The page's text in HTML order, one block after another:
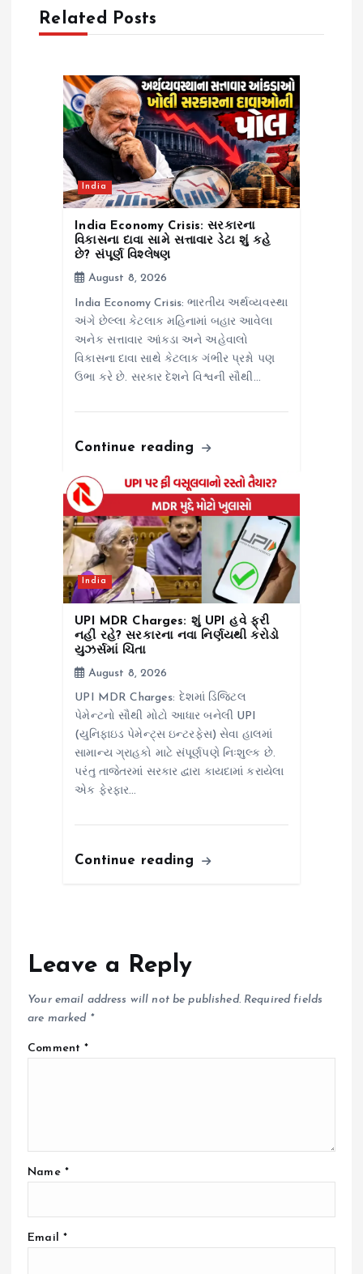
Related Posts
India
India Economy Crisis: સરકારના
વિકાસના દાવા સામે સત્તાવાર ડેટા શું કહે
છે? સંપૂર્ણ વિશ્લેષણ
August 8, 2026
India Economy Crisis: ભારતીય અર્થવ્યવસ્થા
અંગે છેલ્લા કેટલાક મહિનામાં બહાર આવેલા
અનેક સત્તાવાર આંકડા અને અહેવાલો
વિકાસના દાવા સાથે કેટલાક ગંભીર પ્રશ્નો પણ
ઉભા કરે છે. સરકાર દેશને વિશ્વની સૌથી…
Continue reading
India
UPI MDR Charges: શું UPI હવે ફ્રી
નહીં રહે? સરકારના નવા નિર્ણયથી કરોડો
યુઝર્સમાં ચિંતા
August 8, 2026
UPI MDR Charges: દેશમાં ડિજિટલ
પેમેન્ટનો સૌથી મોટો આધાર બનેલી UPI
(યુનિફાઇડ પેમેન્ટ્સ ઇન્ટરફેસ) સેવા હાલમાં
સામાન્ય ગ્રાહકો માટે સંપૂર્ણપણે નિઃશુલ્ક છે.
પરંતુ તાજેતરમાં સરકાર દ્વારા કાયદામાં કરાયેલા
એક ફેરફાર…
Continue reading
Leave a Reply
Your email address will not be published. Required fields
are marked *
Comment*
Name *
Email *